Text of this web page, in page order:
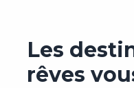
Les
rêves